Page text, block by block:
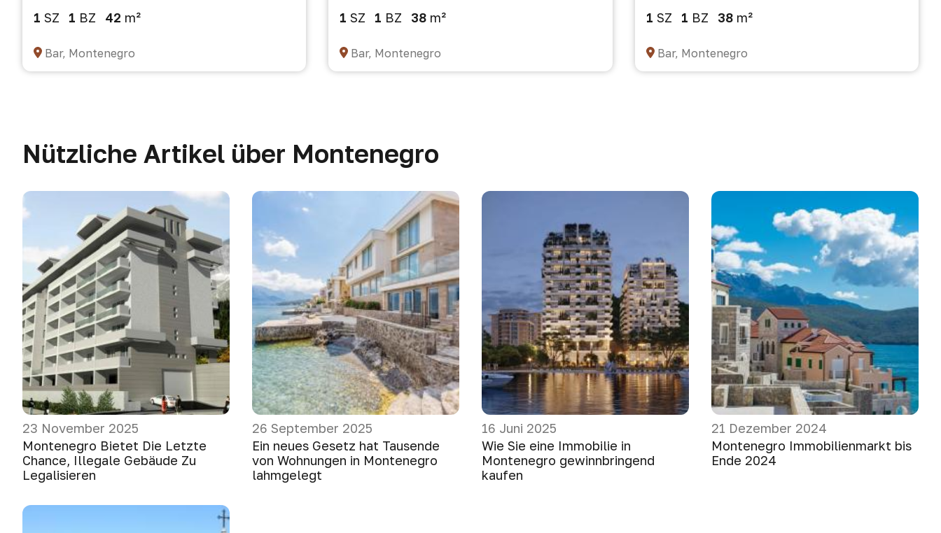
1 SZ 1 BZ 42 m²
Bar, Montenegro
1 SZ 1 BZ 38 m²
Bar, Montenegro
1 SZ 1 BZ 38 m²
Bar, Montenegro
Nützliche Artikel über Montenegro
23 November 2025
Montenegro Bietet Die Letzte
Chance, Illegale Gebäude Zu
Legalisieren
26 September 2025
Ein neues Gesetz hat Tausende
von Wohnungen in Montenegro
lahmgelegt
16 Juni 2025
Wie Sie eine Immobilie in
Montenegro gewinnbringend
kaufen
21 Dezember 2024
Montenegro Immobilienmarkt bis
Ende 2024